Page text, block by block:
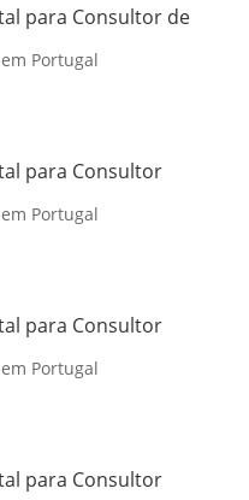
para Consultor de
Portugal
para Consultor
Portugal
para Consultor
Portugal
para Consultor